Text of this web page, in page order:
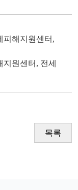
피해지원센터,
원센터, 전세
목록